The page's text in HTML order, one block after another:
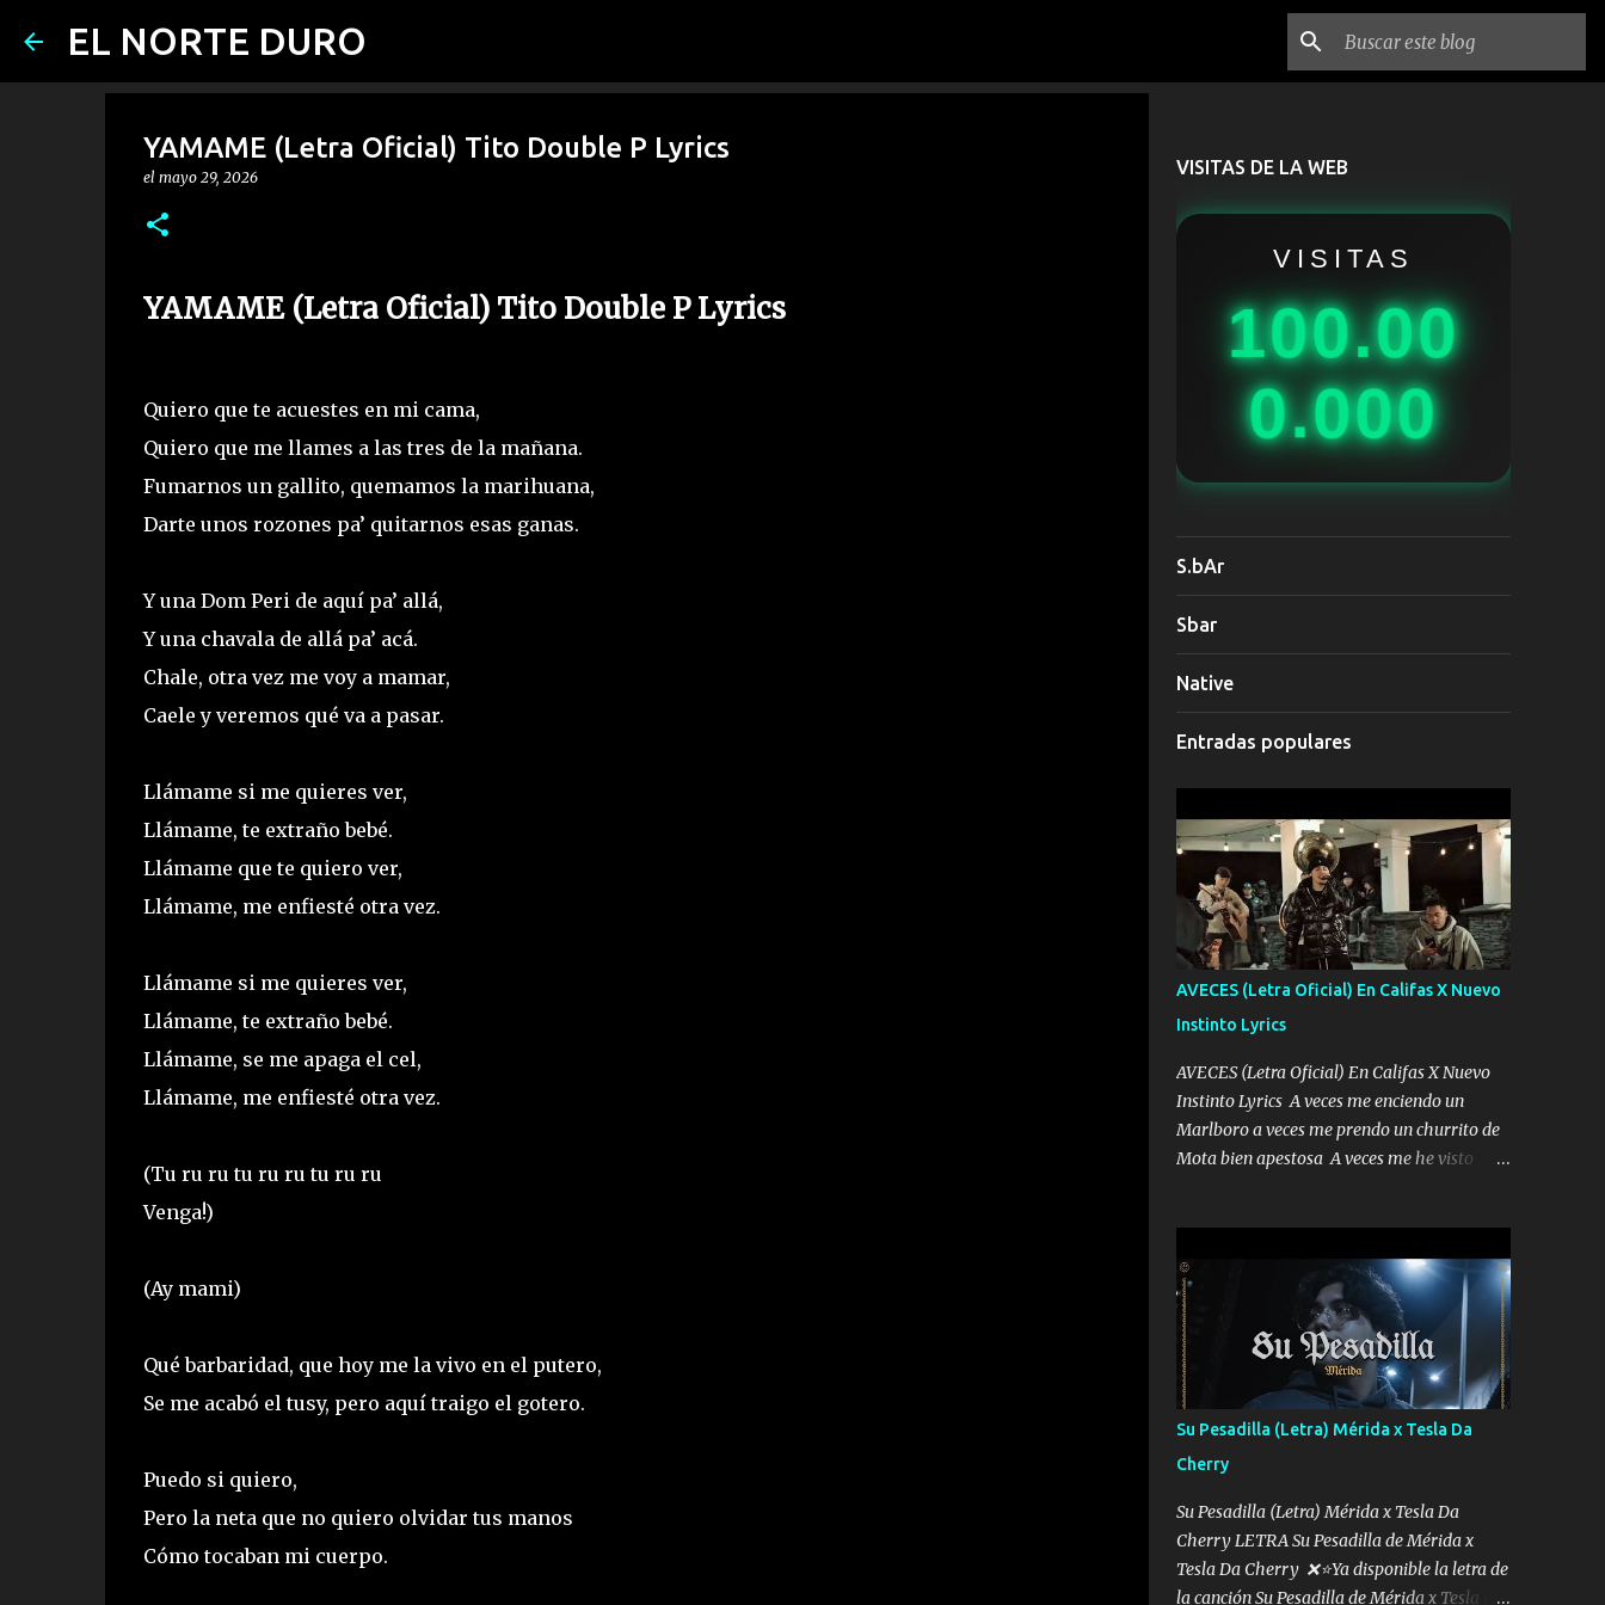
EL NORTE DURO
YAMAME (Letra Oficial) Tito Double P Lyrics
el mayo 29, 2026
YAMAME (Letra Oficial) Tito Double P Lyrics
Quiero que te acuestes en mi cama,
Quiero que me llames a las tres de la mañana.
Fumarnos un gallito, quemamos la marihuana,
Darte unos rozones pa’ quitarnos esas ganas.
Y una Dom Peri de aquí pa’ allá,
Y una chavala de allá pa’ acá.
Chale, otra vez me voy a mamar,
Caele y veremos qué va a pasar.
Llámame si me quieres ver,
Llámame, te extraño bebé.
Llámame que te quiero ver,
Llámame, me enfiesté otra vez.
Llámame si me quieres ver,
Llámame, te extraño bebé.
Llámame, se me apaga el cel,
Llámame, me enfiesté otra vez.
(Tu ru ru tu ru ru tu ru ru
Venga!)
(Ay mami)
Qué barbaridad, que hoy me la vivo en el putero,
Se me acabó el tusy, pero aquí traigo el gotero.
Puedo si quiero,
Pero la neta que no quiero olvidar tus manos
Cómo tocaban mi cuerpo.
VISITAS DE LA WEB
VISITAS
100.00
0.000
S.bAr
Sbar
Native
Entradas populares
AVECES (Letra Oficial) En Califas X Nuevo
Instinto Lyrics
AVECES (Letra Oficial) En Califas X Nuevo
Instinto Lyrics A veces me enciendo un
Marlboro a veces me prendo un churrito de
Mota bien apestosa A veces me he visto
me mandó yo tengo el control a todos yo les
paro el dedo soy hocicon un malcriado un
malandrón Que Les importa no saben nada
falsas las risas las que me miran hay gente
corriente no quieren verte subir de level
trucha mis plebes Música A veces me pongo
un sombrero a veces me ven la cachucha de
lado con la mirada siempre en alto A veces
me fajó una super o a veces me fajó una
Glock siempre armado todas las
generaciones yo traigo El chiste es que hago
lo que quiero pues así soy me mandó yo
Su Pesadilla (Letra) Mérida x Tesla Da
Cherry
Su Pesadilla (Letra) Mérida x Tesla Da
Cherry LETRA Su Pesadilla de Mérida x
Tesla Da Cherry ❌⭐Ya disponible la letra de
la canción Su Pesadilla de Mérida x Tesla Da